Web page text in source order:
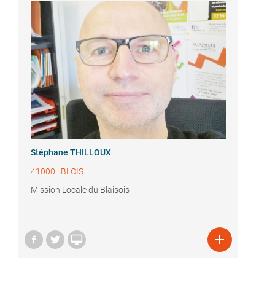
Stéphane THILLOUX
41000 | BLOIS
Mission Locale du Blaisois
 